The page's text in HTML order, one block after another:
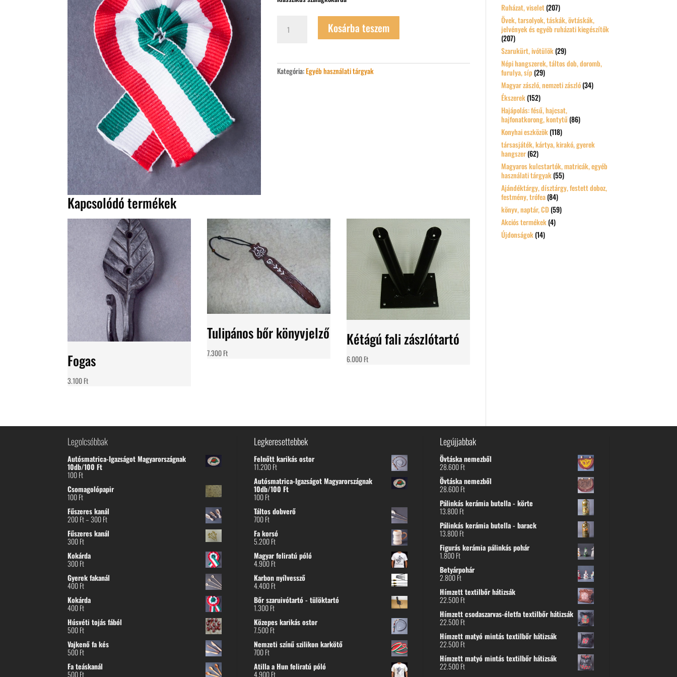
mennyiség
Kosárba teszem
Kategória:Egyéb használati tárgyak
Kapcsolódó termékek
Fogas
3.100Ft
Tulipános bőr könyvjelző
7.300Ft
Kétágú fali zászlótartó
6.000Ft
Ruházat, viselet(207)
Övek, tarsolyok, táskák, övtáskák,
jelvények és egyéb ruházati kiegészítők
(207)
Szarukürt, ivótülök(29)
Népi hangszerek, táltos dob, doromb,
furulya, síp (29)
Magyar zászló, nemzeti zászló(34)
Ékszerek(152)
Hajápolás: fésű, hajcsat,
hajfonatkorong, kontytű(86)
Konyhai eszközök(118)
társasjáték, kártya, kirakó, gyerek
hangszer(62)
Magyaros kulcstartók, matricák, egyéb
használati tárgyak(55)
Ajándéktárgy, dísztárgy, festett doboz,
festmény, trófea(84)
könyv, naptár, CD (59)
Akciós termékek(4)
Újdonságok(14)
Legolcsóbbak
Autósmatrica-Igazságot Magyarországnak
10db/100 Ft
100Ft
Csomagolópapir
100Ft
Fűszeres kanál
200Ft– 300FtÁrtartomány:
-
Fűszeres kanál
300Ft
Kokárda
300Ft
Gyerek fakanál
400Ft
Kokárda
400Ft
Húsvéti tojás fából
500Ft
Vajkenő fa kés
500Ft
Fa teáskanál
500Ft
Legkeresettebbek
Felnőtt karikás ostor
11.200Ft
Autósmatrica-Igazságot Magyarországnak
10db/100 Ft
100Ft
Táltos dobverő
700Ft
Fa korsó
5.200Ft
Magyar feliratú póló
4.900Ft
Karbon nyílvessző
4.400Ft
Bőr szaruivótartó - tülöktartó
1.300Ft
Közepes karikás ostor
7.500Ft
Nemzeti színű szilikon karkötő
700Ft
Atilla a Hun feliratú póló
4.900Ft
Legújjabbak
Övtáska nemezből
28.600Ft
Övtáska nemezből
28.600Ft
Pálinkás kerámia butella - körte
13.800Ft
Pálinkás kerámia butella - barack
13.800Ft
Figurás kerámia pálinkás pohár
1.800Ft
Betyárpohár
2.800Ft
Hímzett textilbőr hátizsák
22.500Ft
Hímzett csodaszarvas-életfa textilbőr hátizsák
22.500Ft
Hímzett matyó mintás textilbőr hátizsák
22.500Ft
Hímzett matyó mintás textilbőr hátizsák
22.500Ft